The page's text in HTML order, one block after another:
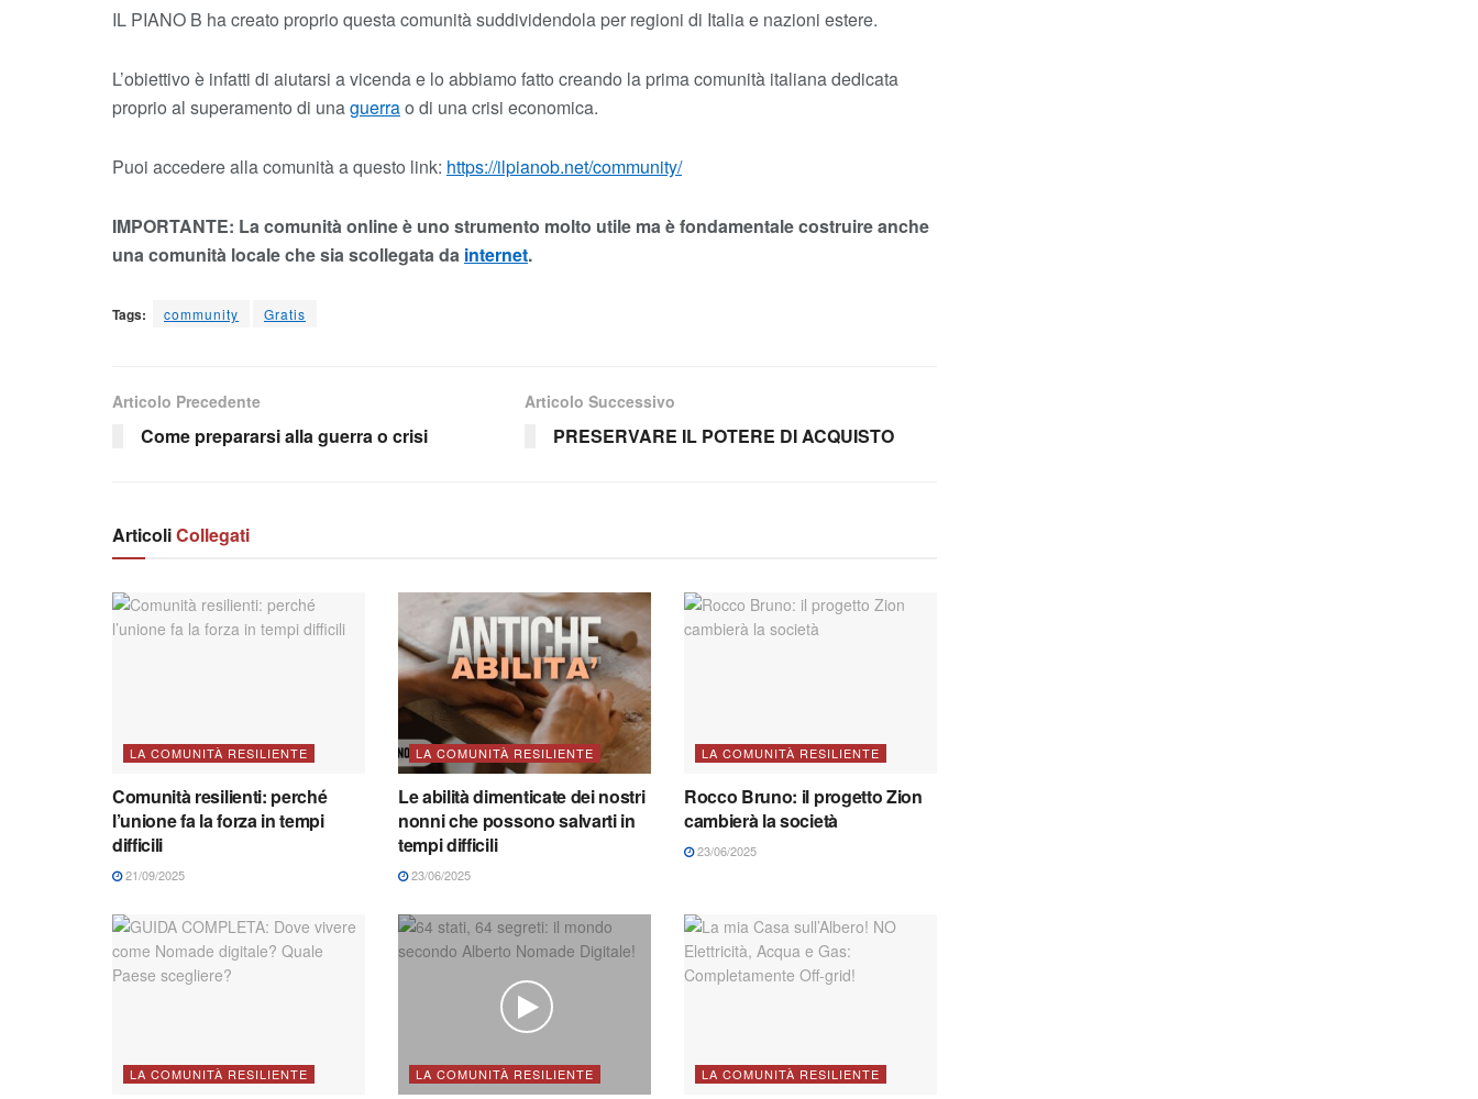
IL PIANO B ha creato proprio questa comunità suddividendola per regioni di Italia e nazioni estere.
L’obiettivo è infatti di aiutarsi a vicenda e lo abbiamo fatto creando la prima comunità italiana dedicata
proprio al superamento di unaguerrao di una crisi economica.
Puoi accedere alla comunità a questo link: https://ilpianob.net/community/
IMPORTANTE: La comunità online è uno strumento molto utile ma è fondamentale costruire anche
una comunità locale che sia scollegata da internet.
Tags: community Gratis
Articolo Precedente
Come prepararsi alla guerra o crisi
Articolo Successivo
PRESERVARE IL POTERE DI ACQUISTO
ArticoliCollegati
LA COMUNITÀ RESILIENTE
Comunità resilienti: perché
l’unione fa la forza in tempi
difficili
21/09/2025
LA COMUNITÀ RESILIENTE
Le abilità dimenticate dei nostri
nonni che possono salvarti in
tempi difficili
23/06/2025
LA COMUNITÀ RESILIENTE
Rocco Bruno: il progetto Zion
cambierà la società
23/06/2025
LA COMUNITÀ RESILIENTE LA COMUNITÀ RESILIENTE LA COMUNITÀ RESILIENTE